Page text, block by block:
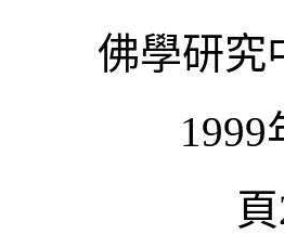
佛學研究
1999